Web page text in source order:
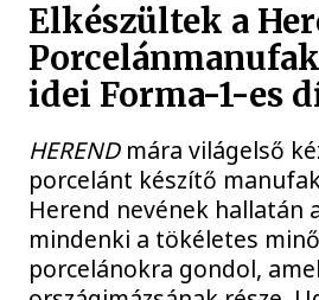
Elkészültek a
idei Forma-1-es
HEREND mára világelső
porcelánt készítő
Herend nevének hallatán
mindenki a tökéletes
porcelánokra gondol,